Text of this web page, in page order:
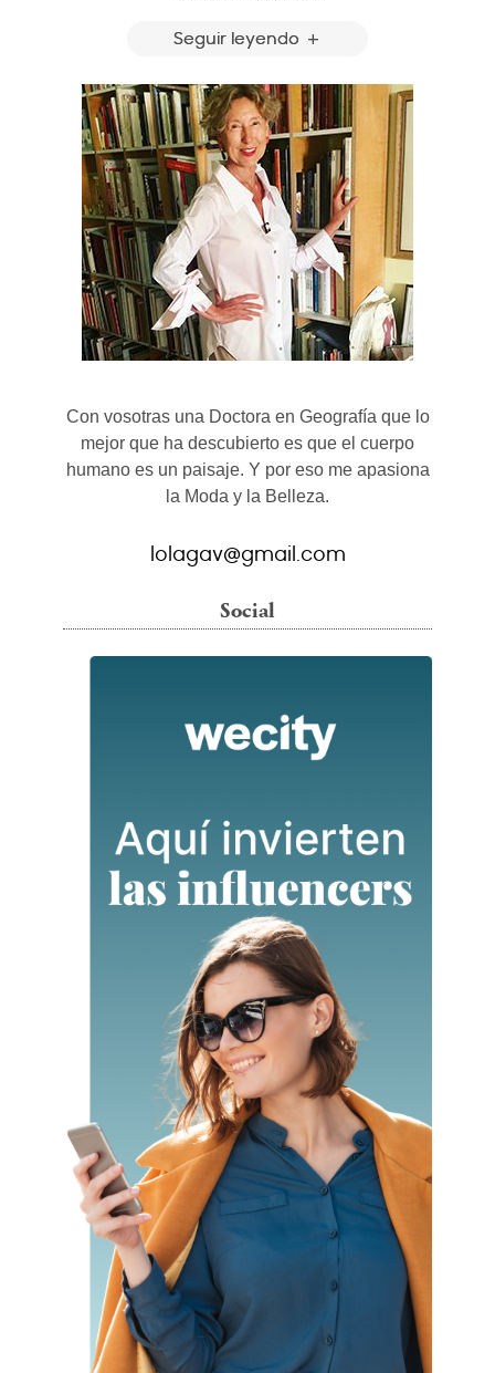
Seguir leyendo
Con vosotras una Doctora en Geografía que lo
mejor que ha descubierto es que el cuerpo
humano es un paisaje. Y por eso me apasiona
la Moda y la Belleza.
lolagav@gmail.com
Social